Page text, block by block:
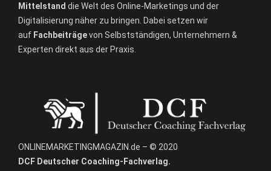
Mittelstand die Welt des Online-Marketings und der
Digitalisierung näher zu bringen. Dabei setzen wir
auf Fachbeiträgevon Selbstständigen, Unternehmern &
Experten direkt aus der Praxis.
ONLINEMARKETINGMAGAZIN.de – © 2020
DCF Deutscher Coaching-Fachverlag.